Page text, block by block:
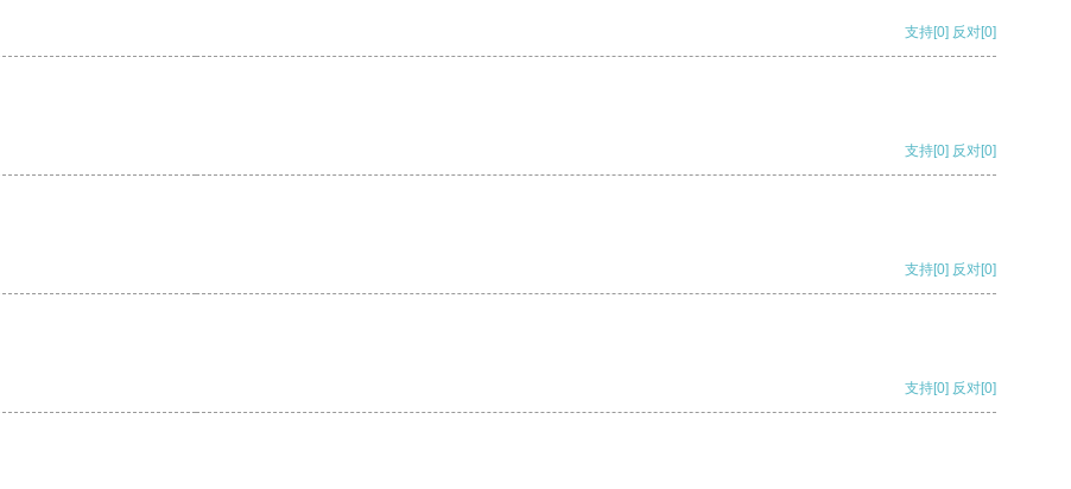
支持[0] 反对[0]
支持[0] 反对[0]
支持[0] 反对[0]
支持[0] 反对[0]